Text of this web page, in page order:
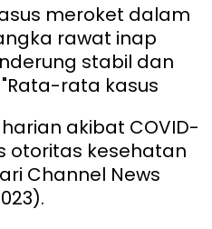
meroket dalam
rawat inap
stabil dan
"Rata-rata kasus
akibat COVID-
otoritas kesehatan
Channel News